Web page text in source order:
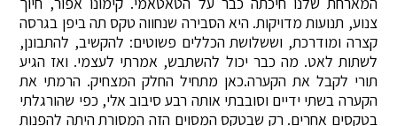
צנוע, תנועות מדויקות. היא הסבירה שנחווה טקס תה ביפן בגרסה
קצרה ומודרכת, וששלושת הכללים פשוטים: להקשיב, להתבונן,
לשתות לאט. מה כבר יכול להשתבש, אמרתי לעצמי. ואז הגיע
תורי לקבל את הקערה.כאן מתחיל החלק המצחיק. הרמתי את
הקערה בשתי ידיים וסובבתי אותה רבע סיבוב אלי, כפי שהורגלתי
בטקסים אחרים. רק שבטקס המסוים הזה המסורת היתה להפנות